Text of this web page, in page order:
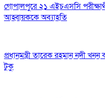
গোপালপুরে ২১ এইচএসসি
আহ্বায়ককে অব্যাহতি
প্রধানমন্ত্রী তারেক রহমান নদী
টুকু